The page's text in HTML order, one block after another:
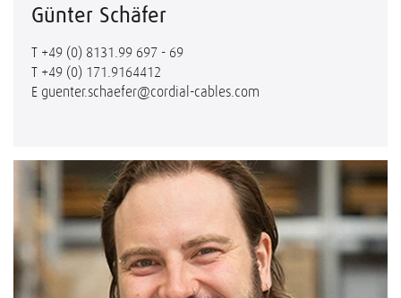
Günter Schäfer
T +49 (0) 8131.99 697 - 69
T +49 (0) 171.9164412
E guenter.schaefer@cordial-cables.com